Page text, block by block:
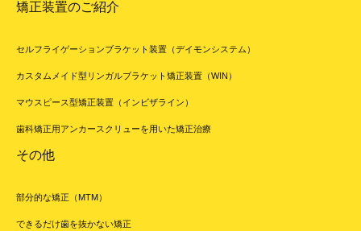
矯正装置のご紹介
セルフライゲーションブラケット装置（デイモンシステム）
カスタムメイド型リンガルブラケット矯正装置（WIN）
マウスピース型矯正装置（インビザライン）
歯科矯正用アンカースクリューを用いた矯正治療
その他
部分的な矯正（MTM）
できるだけ歯を抜かない矯正